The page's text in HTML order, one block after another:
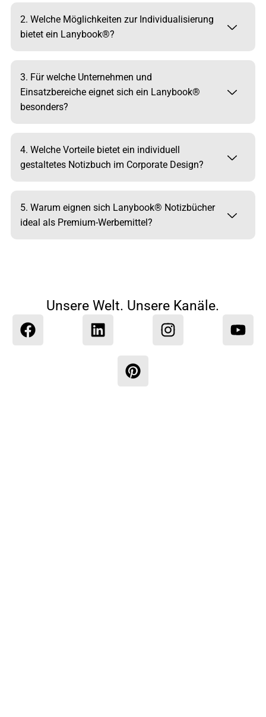
2. Welche Möglichkeiten zur Individualisierung
bietet ein Lanybook®?
3. Für welche Unternehmen und
Einsatzbereiche eignet sich ein Lanybook®
besonders?
4. Welche Vorteile bietet ein individuell
gestaltetes Notizbuch im Corporate Design?
5. Warum eignen sich Lanybook® Notizbücher
ideal als Premium-Werbemittel?
Unsere Welt. Unsere Kanäle.